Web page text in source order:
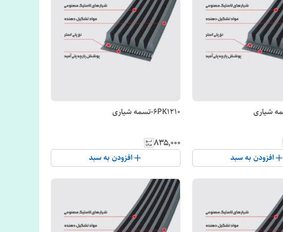
افزودن به سبد
6PK1210-تسمه شیاری
۸۳۵٬۰۰۰
افزودن به سبد